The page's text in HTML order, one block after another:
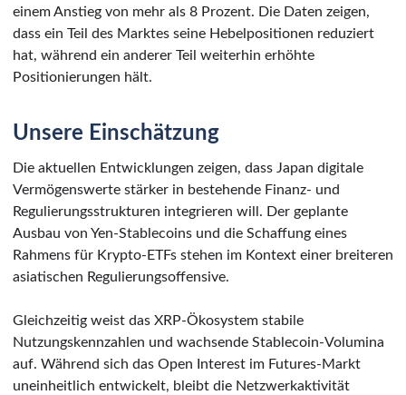
einem Anstieg von mehr als 8 Prozent. Die Daten zeigen,
dass ein Teil des Marktes seine Hebelpositionen reduziert
hat, während ein anderer Teil weiterhin erhöhte
Positionierungen hält.
Unsere Einschätzung
Die aktuellen Entwicklungen zeigen, dass Japan digitale
Vermögenswerte stärker in bestehende Finanz- und
Regulierungsstrukturen integrieren will. Der geplante
Ausbau von Yen-Stablecoins und die Schaffung eines
Rahmens für Krypto-ETFs stehen im Kontext einer breiteren
asiatischen Regulierungsoffensive.
Gleichzeitig weist das XRP-Ökosystem stabile
Nutzungskennzahlen und wachsende Stablecoin-Volumina
auf. Während sich das Open Interest im Futures-Markt
uneinheitlich entwickelt, bleibt die Netzwerkaktivität